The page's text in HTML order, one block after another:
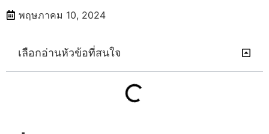
ประเทศ
พฤษภาคม 10, 2024
เลือกอ่านหัวข้อที่สนใจ